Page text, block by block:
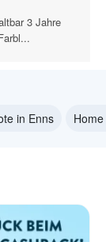
3 Jahre
in Enns